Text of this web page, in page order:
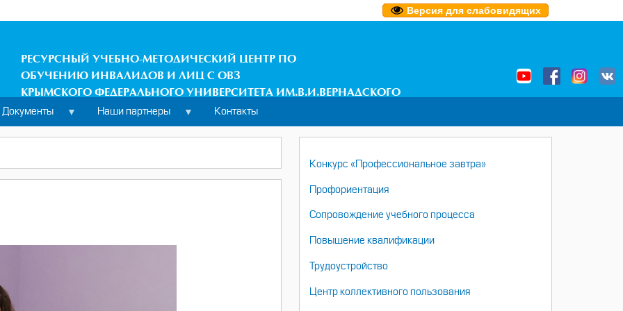
Версия для слабовидящих
РЕСУРСНЫЙ УЧЕБНО-МЕТОДИЧЕСКИЙ ЦЕНТР ПО
ОБУЧЕНИЮ ИНВАЛИДОВ И ЛИЦ С ОВЗ
КРЫМСКОГО ФЕДЕРАЛЬНОГО УНИВЕРСИТЕТА ИМ.В.И.ВЕРНАДСКОГО
Документы Наши партнеры Контакты
Конкурс «Профессиональное завтра»
Профориентация
Сопровождение учебного процесса
Повышение квалификации
Трудоустройство
Центр коллективного пользования